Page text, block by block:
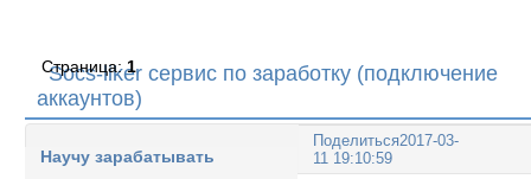
Socs-liker сервис по заработку (подключение
аккаунтов)
Страница:1
Поделиться2017-03-
11 19:10:59
Научу зарабатывать